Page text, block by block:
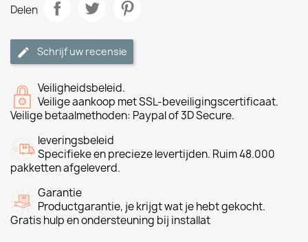
Delen
Schrijf uw recensie
Veiligheidsbeleid.
Veilige aankoop met SSL-beveiligingscertificaat.
Veilige betaalmethoden: Paypal of 3D Secure.
leveringsbeleid
Specifieke en precieze levertijden. Ruim 48.000
pakketten afgeleverd.
Garantie
Productgarantie, je krijgt wat je hebt gekocht.
Gratis hulp en ondersteuning bij installat